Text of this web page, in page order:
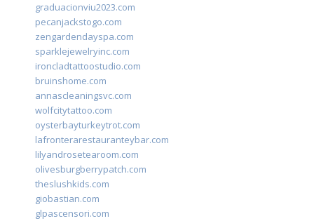
graduacionviu2023.com
pecanjackstogo.com
zengardendayspa.com
sparklejewelryinc.com
ironcladtattoostudio.com
bruinshome.com
annascleaningsvc.com
wolfcitytattoo.com
oysterbayturkeytrot.com
lafronterarestauranteybar.com
lilyandrosetearoom.com
olivesburgberrypatch.com
theslushkids.com
giobastian.com
glpascensori.com